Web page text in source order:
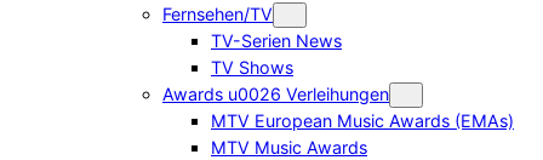
Fernsehen/TV
TV-Serien News
TV Shows
Awards u0026 Verleihungen
MTV European Music Awards (EMAs)
MTV Music Awards